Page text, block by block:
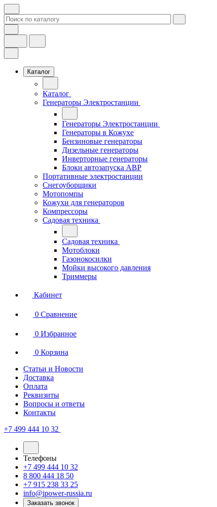
Каталог
Каталог
Генераторы Электростанции
Генераторы Электростанции
Генераторы в Кожухе
Бензиновые генераторы
Дизельные генераторы
Инверторные генераторы
Блоки автозапуска АВР
Портативные электростанции
Снегоуборщики
Мотопомпы
Кожухи для генераторов
Компрессоры
Садовая техника
Садовая техника
Мотоблоки
Газонокосилки
Мойки высокого давления
Триммеры
Кабинет
0 Сравнение
0 Избранное
0 Корзина
Статьи и Новости
Доставка
Оплата
Реквизиты
Вопросы и ответы
Контакты
+7 499 444 10 32
Телефоны
+7 499 444 10 32
8 800 444 18 50
+7 915 238 33 25
info@ipower-russia.ru
Заказать звонок